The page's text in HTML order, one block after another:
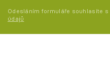
Odesláním formuláře souhlasíte s
údajů